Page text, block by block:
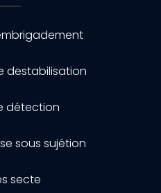
destabilisation
détection
sous sujétion
secte